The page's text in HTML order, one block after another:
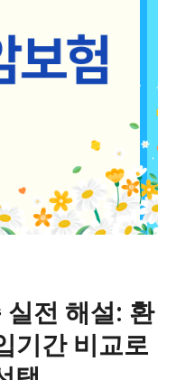
전 해설: 환
기간 비교로